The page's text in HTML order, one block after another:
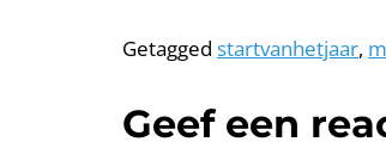
Getagged startvanhetjaar,
Geef een